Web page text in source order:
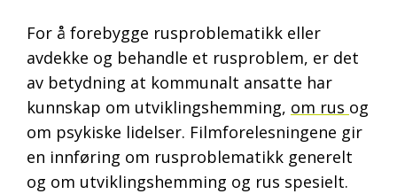
For å forebygge rusproblematikk eller
avdekke og behandle et rusproblem, er det
av betydning at kommunalt ansatte har
kunnskap om utviklingshemming, om rus og
om psykiske lidelser. Filmforelesningene gir
en innføring om rusproblematikk generelt
og om utviklingshemming og rus spesielt.